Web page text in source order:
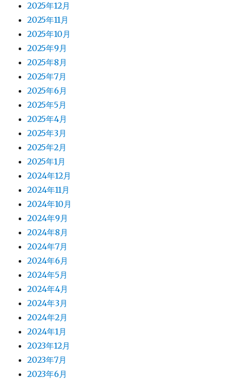
2025年12月
2025年11月
2025年10月
2025年9月
2025年8月
2025年7月
2025年6月
2025年5月
2025年4月
2025年3月
2025年2月
2025年1月
2024年12月
2024年11月
2024年10月
2024年9月
2024年8月
2024年7月
2024年6月
2024年5月
2024年4月
2024年3月
2024年2月
2024年1月
2023年12月
2023年7月
2023年6月